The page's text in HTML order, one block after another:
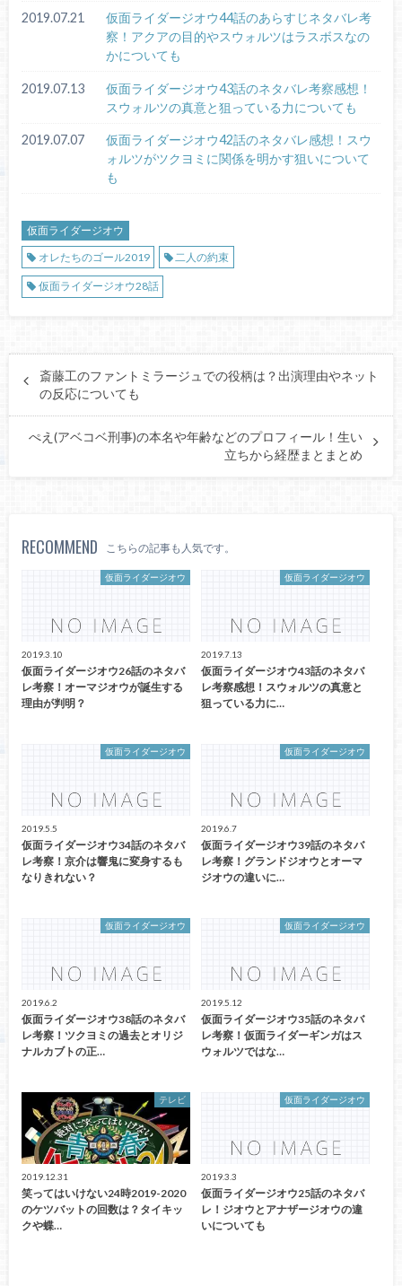
2019.07.21
仮面ライダージオウ44話のあらすじネタバレ考
察！アクアの目的やスウォルツはラスボスなの
かについても
2019.07.13
仮面ライダージオウ43話のネタバレ考察感想！
スウォルツの真意と狙っている力についても
2019.07.07
仮面ライダージオウ42話のネタバレ感想！スウ
ォルツがツクヨミに関係を明かす狙いについて
も
仮面ライダージオウ
オレたちのゴール2019
二人の約束
仮面ライダージオウ28話
斎藤工のファントミラージュでの役柄は？出演理由やネット
の反応についても
ぺえ(アベコベ刑事)の本名や年齢などのプロフィール！生い
立ちから経歴まとまとめ
RECOMMEND こちらの記事も人気です。
仮面ライダージオウ
2019.3.10
仮面ライダージオウ26話のネタバ
レ考察！オーマジオウが誕生する
理由が判明？
仮面ライダージオウ
2019.7.13
仮面ライダージオウ43話のネタバ
レ考察感想！スウォルツの真意と
狙っている力に…
仮面ライダージオウ
2019.5.5
仮面ライダージオウ34話のネタバ
レ考察！京介は響鬼に変身するも
なりきれない？
仮面ライダージオウ
2019.6.7
仮面ライダージオウ39話のネタバ
レ考察！グランドジオウとオーマ
ジオウの違いに…
仮面ライダージオウ
2019.6.2
仮面ライダージオウ38話のネタバ
レ考察！ツクヨミの過去とオリジ
ナルカブトの正…
仮面ライダージオウ
2019.5.12
仮面ライダージオウ35話のネタバ
レ考察！仮面ライダーギンガはス
ウォルツではな…
テレビ
2019.12.31
笑ってはいけない24時2019-2020
のケツバットの回数は？タイキッ
クや蝶…
仮面ライダージオウ
2019.3.3
仮面ライダージオウ25話のネタバ
レ！ジオウとアナザージオウの違
いについても